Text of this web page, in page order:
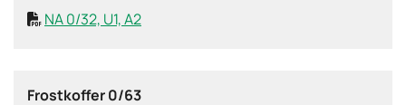
 NA 0/32, U1, A2
Frostkoffer 0/63